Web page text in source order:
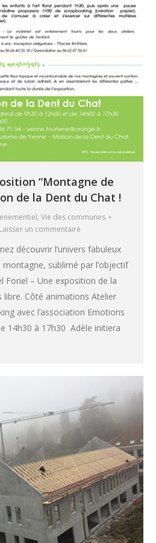
“Montagne de
de la Dent du Chat !
, Vie des communes
Laisser un commentaire
découvrir l’univers fabuleux
sublimé par l’objectif
Foriel – Une exposition de la
libre. Côté animations Atelier
avec l’association Emotions
14h30 à 17h30 Adèle initiera